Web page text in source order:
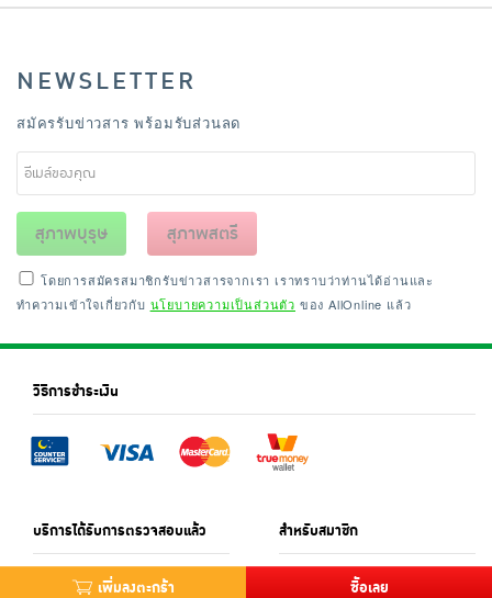
เพิ่มลงตะกร้า ซื้อเลย
NEWSLETTER
สมัครรับข่าวสาร พร้อมรับส่วนลด
สุภาพบุรุษ สุภาพสตรี
โดยการสมัครสมาชิกรับข่าวสารจากเรา เราทราบว่าท่านได้อ่านและ
ทำความเข้าใจเกี่ยวกับ นโยบายความเป็นส่วนตัว ของ AllOnline แล้ว
วิธีการชำระเงิน
บริการได้รับการตรวจสอบแล้ว สำหรับสมาชิก